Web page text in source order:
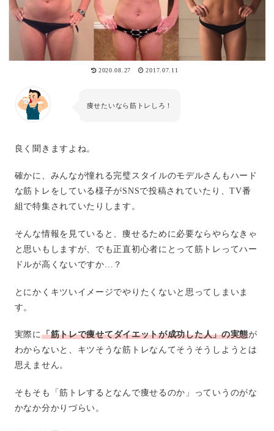
2020.08.27 2017.07.11
痩せたいなら筋トレしろ！
良く聞きますよね。
確かに、みんなが憧れる完璧スタイルのモデルさんもハード
な筋トレをしている様子がSNSで投稿されていたり、TV番
組で特集されていたりします。
そんな情報を見ていると、痩せるために必要ならやらなきゃ
と思いもしますが、でも正直初心者にとって筋トレってハー
ドルが高くないですか…？
とにかくキツいイメージでやりたくないと思ってしまいま
す。
実際に「筋トレで痩せてダイエットが成功した人」の実態が
わからないと、キツそうな筋トレなんてそうそうしようとは
思えません。
そもそも「筋トレするとなんで痩せるのか」っていうのがな
かなか分かりづらい。